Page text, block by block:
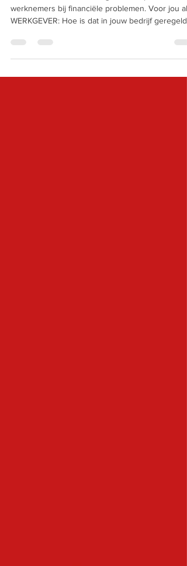
Steeds vaker bieden werkgevers hulp aan
werknemers bij financiële problemen. Voor jou als
WERKGEVER: Hoe is dat in jouw bedrijf